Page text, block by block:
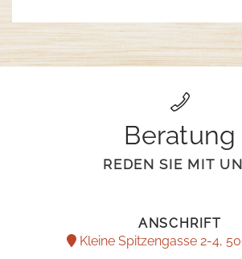
Beratung
REDEN SIE MIT
ANSCHRIFT
Kleine Spitzengasse 2-4,